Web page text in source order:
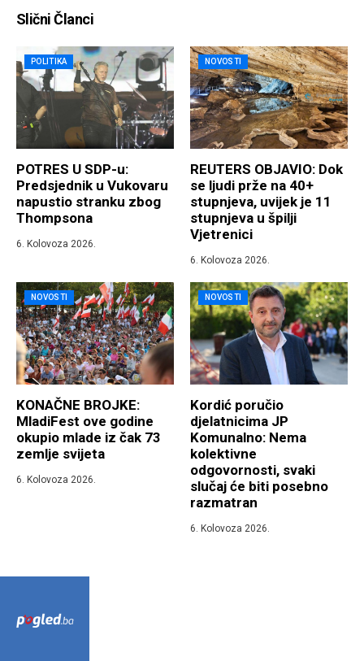
Slični Članci
POLITIKA
POTRES U SDP-u:
Predsjednik u Vukovaru
napustio stranku zbog
Thompsona
6. Kolovoza 2026.
NOVOSTI
REUTERS OBJAVIO: Dok
se ljudi prže na 40+
stupnjeva, uvijek je 11
stupnjeva u špilji
Vjetrenici
6. Kolovoza 2026.
NOVOSTI
KONAČNE BROJKE:
MladiFest ove godine
okupio mlade iz čak 73
zemlje svijeta
6. Kolovoza 2026.
NOVOSTI
Kordić poručio
djelatnicima JP
Komunalno: Nema
kolektivne
odgovornosti, svaki
slučaj će biti posebno
razmatran
6. Kolovoza 2026.